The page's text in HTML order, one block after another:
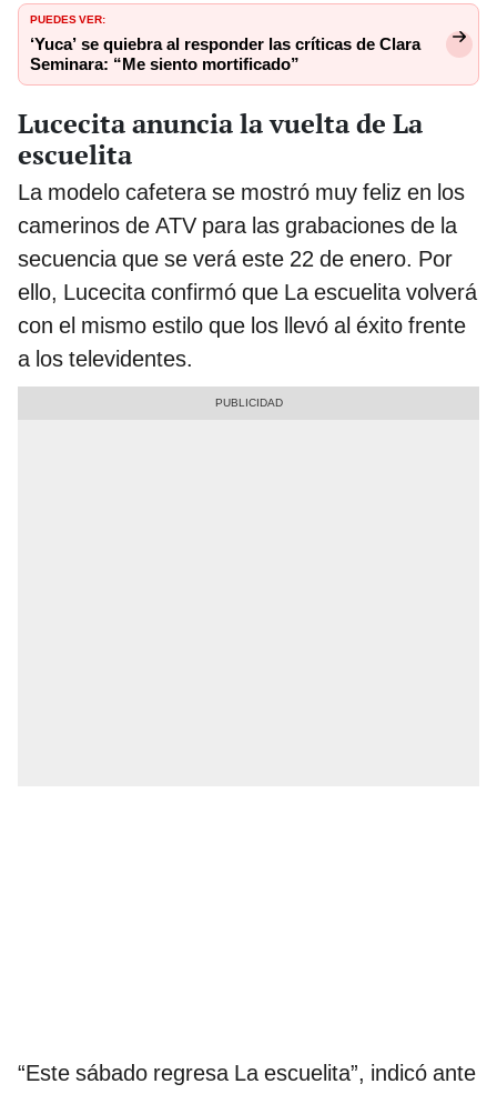
PUEDES VER:
‘Yuca’ se quiebra al responder las críticas de Clara
Seminara: “Me siento mortificado”
Lucecita anuncia la vuelta de La
escuelita
La modelo cafetera se mostró muy feliz en los
camerinos de ATV para las grabaciones de la
secuencia que se verá este 22 de enero. Por
ello, Lucecita confirmó que La escuelita volverá
con el mismo estilo que los llevó al éxito frente
a los televidentes.
“Este sábado regresa La escuelita”, indicó ante